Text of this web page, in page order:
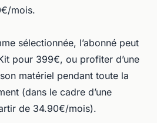
mois.
sélectionnée, l’abonné peut
pour 399€, ou profiter d’une
matériel pendant toute la
(dans le cadre d’une
de 34.90€/mois).